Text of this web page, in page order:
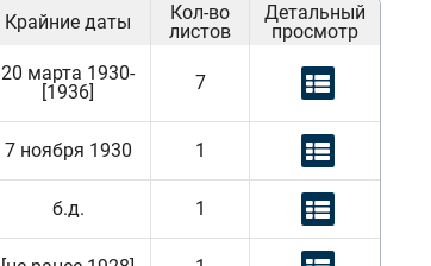
Крайние даты
Кол-во
листов
Детальный
просмотр
20 марта 1930-
[1936]
7
7 ноября 1930 1
б.д. 1